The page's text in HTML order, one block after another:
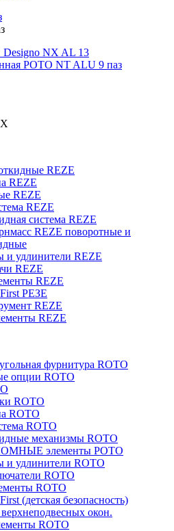
NX AL 13
РОТО NT ALU 9 паз
REZE
REZE
REZE
REZE
система REZE
REZE поворотные и
и удлинители REZE
REZE
REZE
РЕЗЕ
REZE
REZE
фурнитура ROTO
опции ROTO
ROTO
ROTO
ROTO
механизмы ROTO
элементы РОТО
и удлинители ROTO
ROTO
ROTO
(детская безопасность)
окон.
ROTO